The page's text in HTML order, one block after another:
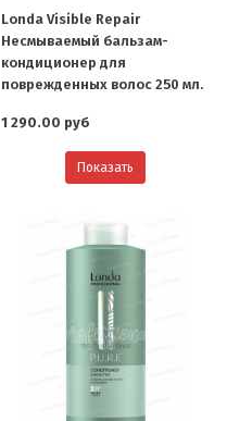
Londa Visible Repair
Несмываемый бальзам-
кондиционер для
поврежденных волос 250 мл.
1 290.00 руб
Показать